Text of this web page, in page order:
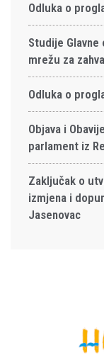
Odluka o
Studije
mrežu za
Odluka o
Objava i
parlament iz
Zaključak o
izmjena i
Jasenovac